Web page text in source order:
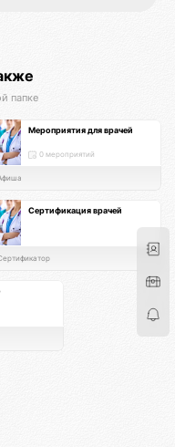
папке
Мероприятия для врачей
0 мероприятий
Сертификация врачей